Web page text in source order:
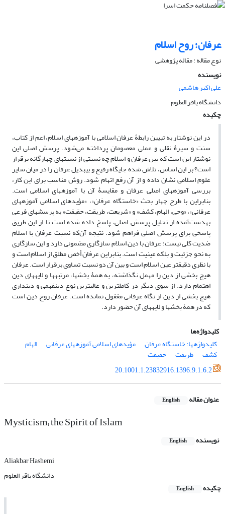
عرفان؛ روح اسلام
نوع مقاله : مقاله پژوهشی
نویسنده
علی اکبر هاشمی
دانشگاه باقر العلوم
چکیده
در این نوشتار به تبیین رابطۀ عرفان اسلامی با آموزه‎های اسلام، اعم از کتاب،
سنت و سیرۀ نقلی و عملی معصومان پرداخته می‌شود. پرسش اصلی این
نوشتار این است که بین عرفان و اسلام چه نسبتی از نسبت‎های چهارگانه برقرار
است؟ بر این اساس، تلاش شده جایگاه رفیع و بی‎بدیل عرفان را در میان سایر
علوم اسلامی نشان داده و از آن رفع اتهام شود. روش مناسب برای این کار،
بررسی آموزه‎های اصلی عرفان و مقایسۀ آن با آموزه‎های اسلامی است.
بنابراین با طرح چهار بحث «خاستگاه عرفان»، «مؤیدهای اسلامی آموزه‎های
عرفانی»، «وحی، الهام، کشف» و «شریعت، طریقت، حقیقت» به پرسش‎های فرعی
به‎دست‌آمده از تحلیل پرسش اصلی، پاسخ داده شده است تا از این طریق
پاسخی برای پرسش اصلی فراهم شود. نتیجه آن‌که نسبت عرفان با اسلام
ضدیت کلی نیست؛ عرفان با دین اسلام سازگاری مضمونی دارد و این سازگاری
به نحو جزئیت و بلکه عینیت است. بنابراین عرفان أخص مطلق از اسلام است و
با نظری دقیق‎تر عین اسلام است و بین آن دو نسبت تساوی برقرار است. عرفان
هیچ بخشی از دین را مهمل نگذاشته، به همۀ بخش‎ها، مرتبه‎ها و لایه‎های دین
اهتمام دارد. از سوی دیگر در کامل‎ترین و عالی‎ترین نوع دین‎فهمی و دین‎داری
هیچ بخشی از دین از نگاه عرفانی مغفول نمانده است. عرفان روح دین است
که در همۀ بخش‎ها و لایه‎های آن حضور دارد.
کلیدواژه‌ها
کلیدواژه‎ها: خاستگاه عرفان
مؤیدهای اسلامی آموزه‎های عرفانی الهام
کشف طریقت
حقیقت
20.1001.1.23832916.1396.9.1.6.2
عنوان مقاله English
Mysticism; the Spirit of Islam
نویسنده English
Aliakbar Hashemi
دانشگاه باقر العلوم
چکیده
English